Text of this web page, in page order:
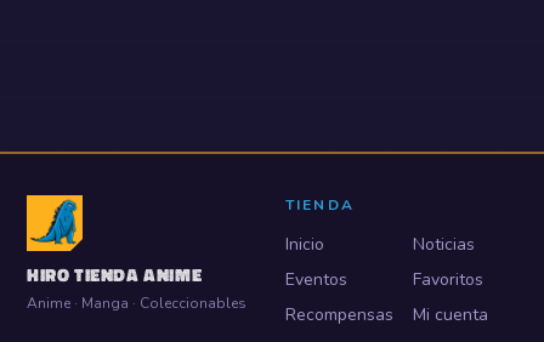
HIRO TIENDA ANIME
Anime · Manga · Coleccionables
TIENDA
Inicio
Noticias
Eventos
Favoritos
Recompensas
Mi cuenta